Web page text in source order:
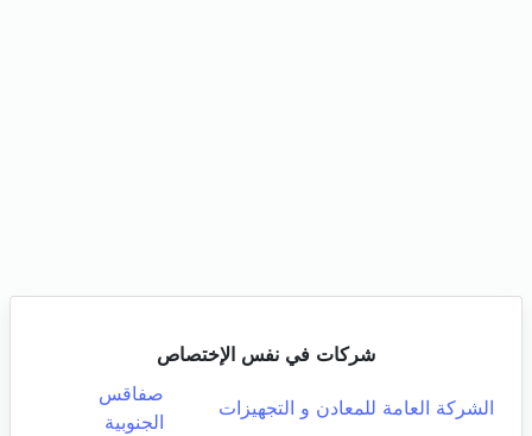
شركات في نفس الإختصاص
الشركة العامة للمعادن و التجهيزات
صفاقس
الجنوبية